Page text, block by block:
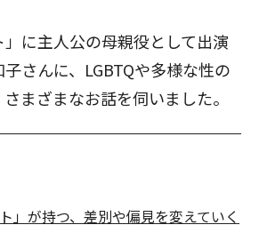
に主人公の母親役として出演
さんに、LGBTQや多様な性の
まざまなお話を伺いました。
」が持つ、差別や偏見を変えていく